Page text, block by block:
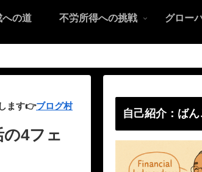
への道 不労所得への挑戦 グロー
ます👉ブログ村
4フェ
自己紹介：ばん